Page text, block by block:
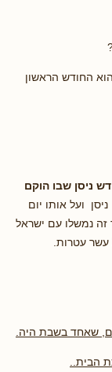
החודש הראשון
ניסן שבו הוקם
ועל אותו יום
זה נמשלו עם ישראל
עטרות.
שאחד בשבת היה.
הבית..